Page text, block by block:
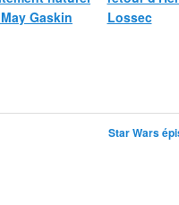
Gaskin
Lossec
Star Wars